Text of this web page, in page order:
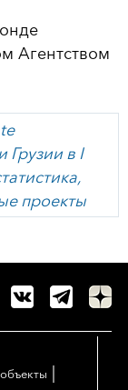
Агентством
Грузии в I
проекты